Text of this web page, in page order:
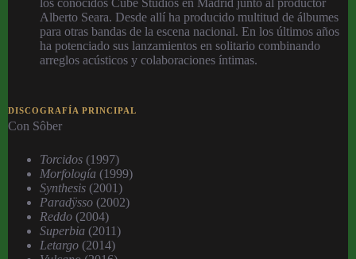
Alberto Seara. Desde allí ha producido multitud de álbumes
para otras bandas de la escena nacional. En los últimos años
ha potenciado sus lanzamientos en solitario combinando
arreglos acústicos y colaboraciones íntimas.
DISCOGRAFÍA PRINCIPAL
Con Sôber
Torcidos (1997)
Morfología (1999)
Synthesis (2001)
Paradÿsso (2002)
Reddo (2004)
Superbia (2011)
Letargo (2014)